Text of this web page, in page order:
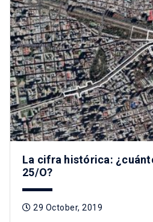
La cifra histórica:
25/O?
29 October, 2019